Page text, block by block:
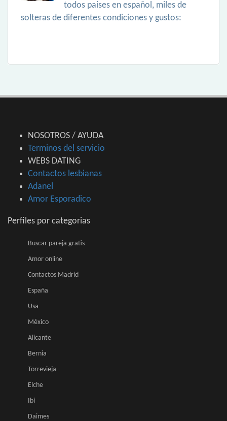
todos paises en español, miles de
solteras de diferentes condiciones y gustos:
NOSOTROS / AYUDA
Terminos del servicio
WEBS DATING
Contactos lesbianas
Adanel
Amor Esporadico
Perfiles por categorias
Buscar pareja gratis
Amor online
Contactos Madrid
España
Usa
México
Alicante
Bernia
Torrevieja
Elche
Ibi
Daimes